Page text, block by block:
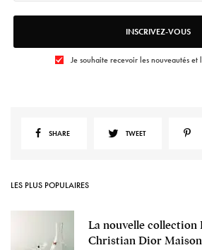
INSCRIVEZ-VOUS
Je souhaite recevoir les nouveautés et
SHARE TWEET
LES PLUS POPULAIRES
La nouvelle collection
Christian Dior Maison